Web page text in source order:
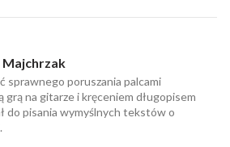
sprawnego poruszania palcami
grą na gitarze i kręceniem długopisem
do pisania wymyślnych tekstów o